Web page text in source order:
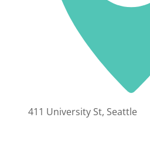
411 University St, Seattle